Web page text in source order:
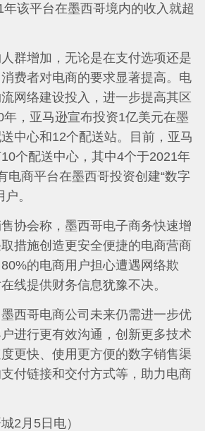
该平台在墨西哥境内的收入就超
增加，无论是在支付选项还是
费者对电商的要求显著提高。电
网络建设投入，进一步提高其区
，亚马逊宣布投资1亿美元在墨
中心和12个配送站。目前，亚马
个配送中心，其中4个于2021年
电商平台在墨西哥投资创建“数字
。
会称，墨西哥电子商务快速增
措施创造更安全便捷的电商营商
的电商用户担心遭遇网络欺
线提供财务信息犹豫不决。
哥电商公司未来仍需进一步优
进行更有效沟通，创新更多技术
更快、使用更方便的数字销售渠
付链接和交付方式等，助力电商
月5日电）